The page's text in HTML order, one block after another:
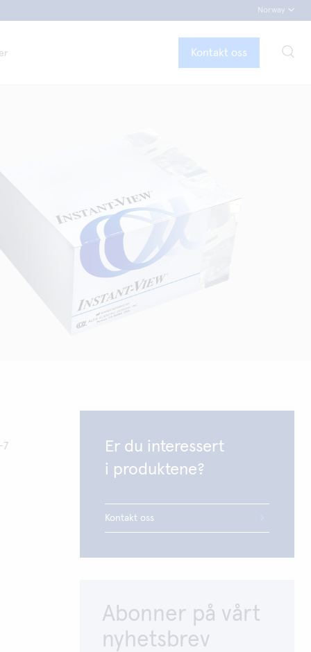
Norway
Kontakt oss
7
Er du interessert
i produktene?
Kontakt oss
Abonner på vårt
nyhetsbrev